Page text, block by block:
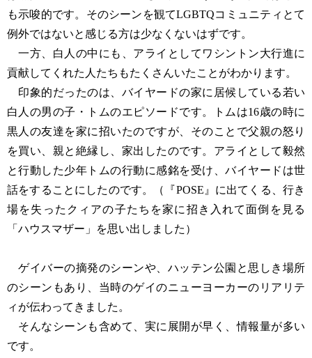
も示唆的です。そのシーンを観てLGBTQコミュニティとて
例外ではないと感じる方は少なくないはずです。
一方、白人の中にも、アライとしてワシントン大行進に
貢献してくれた人たちもたくさんいたことがわかります。
印象的だったのは、バイヤードの家に居候している若い
白人の男の子・トムのエピソードです。トムは16歳の時に
黒人の友達を家に招いたのですが、そのことで父親の怒り
を買い、親と絶縁し、家出したのです。アライとして毅然
と行動した少年トムの行動に感銘を受け、バイヤードは世
話をすることにしたのです。（『POSE』に出てくる、行き
場を失ったクィアの子たちを家に招き入れて面倒を見る
「ハウスマザー」を思い出しました）
ゲイバーの摘発のシーンや、ハッテン公園と思しき場所
のシーンもあり、当時のゲイのニューヨーカーのリアリテ
ィが伝わってきました。
そんなシーンも含めて、実に展開が早く、情報量が多い
です。